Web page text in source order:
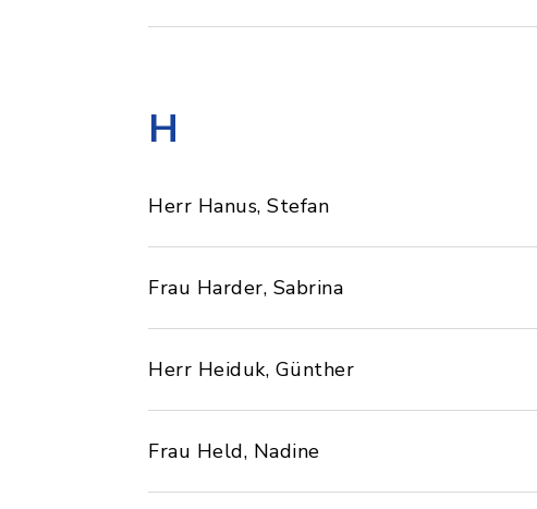
H
Herr Hanus, Stefan
Frau Harder, Sabrina
Herr Heiduk, Günther
Frau Held, Nadine